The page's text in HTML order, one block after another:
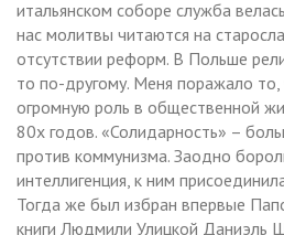
итальянском соборе служба
нас молитвы читаются на
отсутствии реформ. В Польше
то по-другому. Меня поражало то,
огромную роль в общественной
80х годов. «Солидарность» –
против коммунизма. Заодно
интеллигенция, к ним
Тогда же был избран впервые
книги Людмили Улицкой Даниэль